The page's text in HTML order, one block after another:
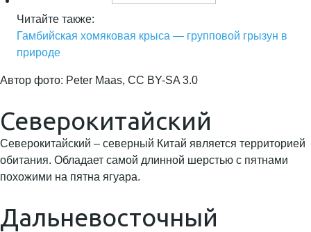
Читайте также:
Гамбийская хомяковая крыса — групповой грызун в
природе
Автор фото: Peter Maas, CC BY-SA 3.0
Северокитайский
Северокитайский – северный Китай является территорией
обитания. Обладает самой длинной шерстью с пятнами
похожими на пятна ягуара.
Дальневосточный